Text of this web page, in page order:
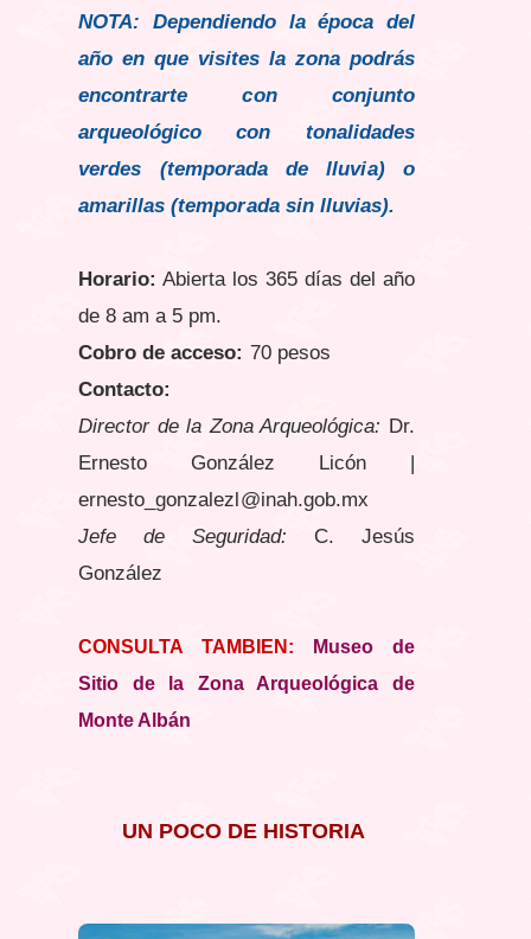
NOTA: Dependiendo la época del
año en que visites la zona podrás
encontrarte con conjunto
arqueológico con tonalidades
verdes (temporada de lluvia) o
amarillas (temporada sin lluvias).
Horario: Abierta los 365 días del año
de 8 am a 5 pm.
Cobro de acceso: 70 pesos
Contacto:
Director de la Zona Arqueológica: Dr.
Ernesto González Licón |
ernesto_gonzalezl@inah.gob.mx
Jefe de Seguridad: C. Jesús
González
CONSULTA TAMBIEN:
Museo de
Sitio de la Zona Arqueológica de
Monte Albán
UN POCO DE HISTORIA